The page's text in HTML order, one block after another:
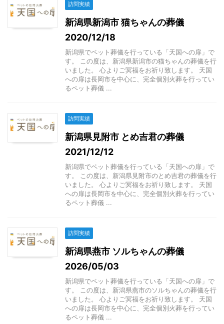
訪問実績
新潟県新潟市 猫ちゃんの葬儀
2020/12/18
新潟県でペット葬儀を行っている「天国への扉」で
す。 この度は、新潟県新潟市の猫ちゃんの葬儀を行
いました。 心よりご冥福をお祈り致します。 天国
への扉は長岡市を中心に、完全個別火葬を行ってい
るペット葬儀 ...
訪問実績
新潟県見附市 とめ吉君の葬儀
2021/12/12
新潟県でペット葬儀を行っている「天国への扉」で
す。 この度は、新潟県見附市のとめ吉君の葬儀を行
いました。 心よりご冥福をお祈り致します。 天国
への扉は長岡市を中心に、完全個別火葬を行ってい
るペット葬儀 ...
訪問実績
新潟県燕市 ソルちゃんの葬儀
2026/05/03
新潟県でペット葬儀を行っている「天国への扉」で
す。 この度は、新潟県燕市のソルちゃんの葬儀を行
いました。 心よりご冥福をお祈り致します。 天国
への扉は長岡市を中心に、完全個別火葬を行ってい
るペット葬儀 ...